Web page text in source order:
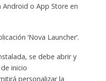
Android o App Store en
‘Nova Launcher’.
se debe abrir y
inicio
personalizar la